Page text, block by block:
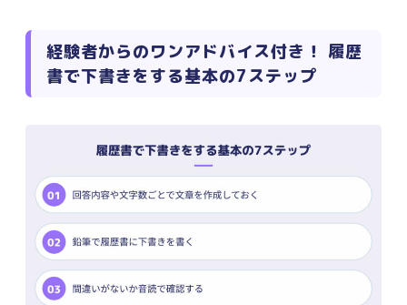
経験者からのワンアドバイス付き！ 履歴
書で下書きをする基本の7ステップ